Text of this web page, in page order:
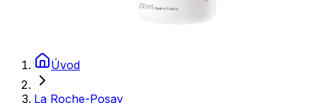
Úvod
La Roche-Posay